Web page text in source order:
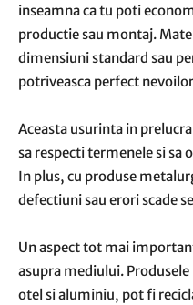
inseamna ca tu poti
productie sau montaj.
dimensiuni standard sau
potriveasca perfect
Aceasta usurinta in
sa respecti termenele si sa
In plus, cu produse
defectiuni sau erori scade
Un aspect tot mai
asupra mediului.
otel si aluminiu, pot fi